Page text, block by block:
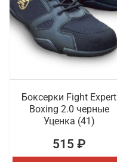
Боксерки Fight Expert
Boxing 2.0 черные
Уценка (41)
515 ₽